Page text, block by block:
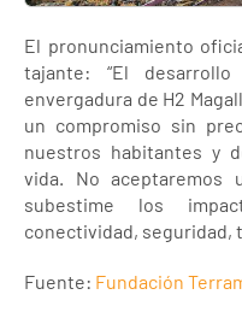
El pronunciamiento
tajante: “El
envergadura de H2
un compromiso sin
nuestros habitantes y
vida. No aceptaremos
subestime los
conectividad, seguridad,
Fuente: Fundación